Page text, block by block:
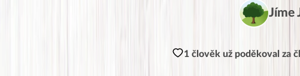
Jíme
1 člověk už poděkoval za